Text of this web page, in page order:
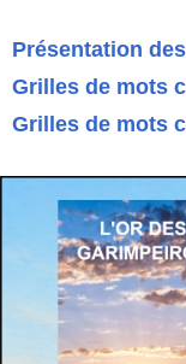
Présentation
Grilles de mots
Grilles de mots